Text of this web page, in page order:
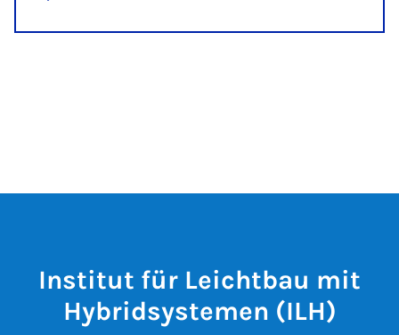
Institut für Leichtbau mit
Hybridsystemen (ILH)